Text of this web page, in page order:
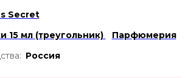
Secret
15 мл (треугольник)
Парфюмерия
Россия